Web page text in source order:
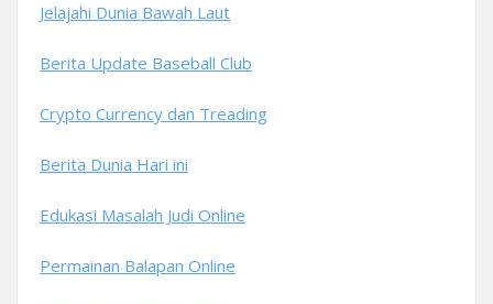
Jelajahi Dunia Bawah Laut
Berita Update Baseball Club
Crypto Currency dan Treading
Berita Dunia Hari ini
Edukasi Masalah Judi Online
Permainan Balapan Online